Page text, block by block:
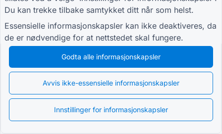
BLI MED I FELLESSKAPET
Blogg
veiledning
Kontakt oss
Personvernpolicy
informasjonskapsler
© 2026 QR Form Generator. All rights reserved.
Du kan trekke tilbake samtykket ditt når som helst.
Essensielle informasjonskapsler kan ikke deaktiveres, da
de er nødvendige for at nettstedet skal fungere.
Godta alle informasjonskapsler
Avvis ikke-essensielle informasjonskapsler
Innstillinger for informasjonskapsler